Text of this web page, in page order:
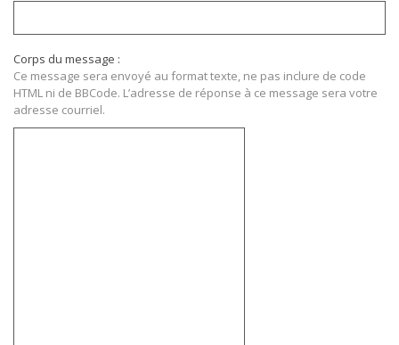
Corps du message :
Ce message sera envoyé au format texte, ne pas inclure de code
HTML ni de BBCode. L’adresse de réponse à ce message sera votre
adresse courriel.